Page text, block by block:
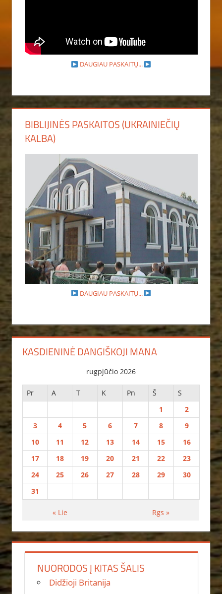
DAUGIAU PASKAITŲ...
BIBLIJINĖS PASKAITOS (UKRAINIEČIŲ
KALBA)
DAUGIAU PASKAITŲ...
KASDIENINĖ DANGIŠKOJI MANA
rugpjūčio 2026
Pr A T K Pn Š
S
1
2
3
4 5 6 7 8
9
10
11 12 13 14 15
16
17
18 19 20 21 22
23
24
25 26 27 28 29
30
31
« Lie Rgs »
NUORODOS Į KITAS ŠALIS
Didžioji Britanija